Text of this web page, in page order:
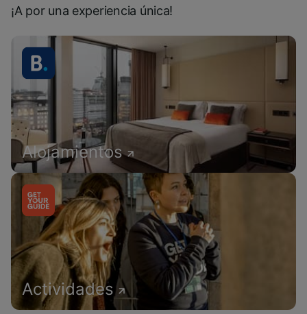
¡A por una experiencia única!
Alojamientos
Actividades